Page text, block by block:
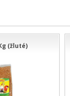
(žluté)